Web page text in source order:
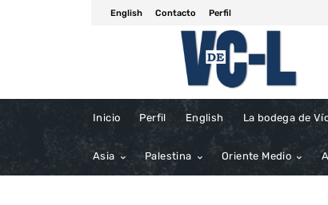
English Contacto Perfil
Inicio Perfil English La bodega de
Asia Palestina Oriente Medio